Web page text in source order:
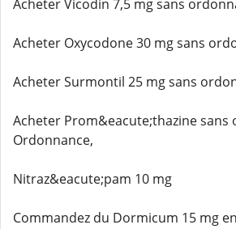
Acheter Vicodin 7,5 mg sans
Acheter Oxycodone 30 mg sans
Acheter Surmontil 25 mg sans
Acheter Prom&eacute;thazine sans
Ordonnance,
Nitraz&eacute;pam 10 mg
Commandez du Dormicum 15 mg